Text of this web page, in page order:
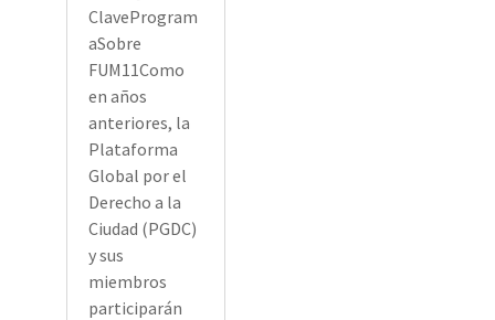
ClaveProgram
aSobre
FUM11Como
en años
anteriores, la
Plataforma
Global por el
Derecho a la
Ciudad (PGDC)
y sus
miembros
participarán